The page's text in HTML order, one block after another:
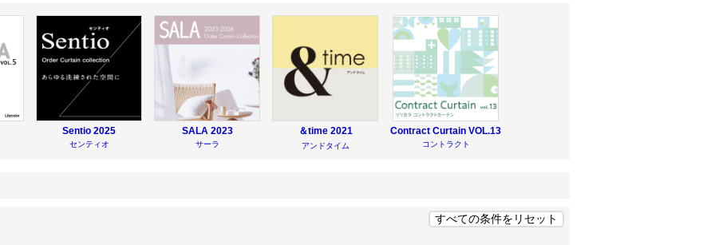
Sentio 2025
センティオ
SALA 2023
サーラ
＆time2021
アンドタイム
Contract Curtain VOL.13
コントラクト